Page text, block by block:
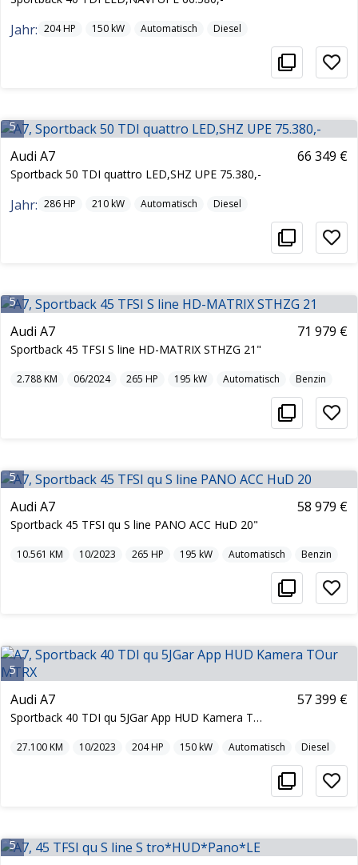
Jahr: 204HP 150kW Automatisch Diesel
5
Audi A7
Sportback 50 TDI quattro LED,SHZ UPE 75.380,-
66 349 €
Jahr: 286HP 210kW Automatisch Diesel
5
Audi A7
Sportback 45 TFSI S line HD-MATRIX STHZG 21"
71 979 €
2.788KM 06/2024 265 HP 195 kW Automatisch Benzin
5
Audi A7
Sportback 45 TFSI qu S line PANO ACC HuD 20"
58 979 €
10.561 KM 10/2023 265 HP 195 kW Automatisch Benzin
5
Audi A7
Sportback 40 TDI qu 5JGar App HUD Kamera TOur MTRX
57 399 €
27.100KM 10/2023 204HP 150kW Automatisch Diesel
5